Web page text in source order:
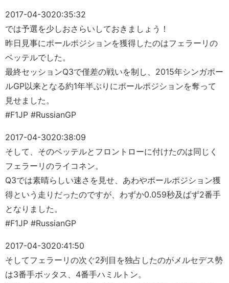
2017-04-3020:35:32
では予選を少しおさらいしておきましょう！
昨日見事にポールポジションを獲得したのはフェラーリの
ベッテルでした。
最終セッションQ3で僅差の戦いを制し、2015年シンガポー
ルGP以来となる約1年半ぶりにポールポジションを奪って
見せました。
#F1JP #RussianGP
2017-04-3020:38:09
そして、そのベッテルとフロントローに付けたのは同じく
フェラーリのライコネン。
Q3では素晴らしい速さを見せ、あわやポールポジション獲
得という走りだったのですが、わずか0.059秒及ばず2番手
となりました。
#F1JP #RussianGP
2017-04-3020:41:50
そしてフェラーリの次ぐ2列目を独占したのがメルセデス勢
は3番手ボッタス、4番手ハミルトン。